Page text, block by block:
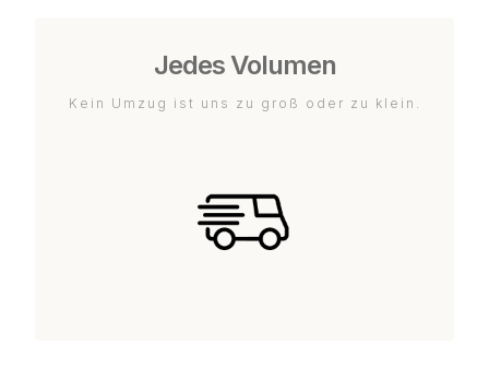
Jedes Volumen
Kein Umzug ist uns zu groß oder zu klein.